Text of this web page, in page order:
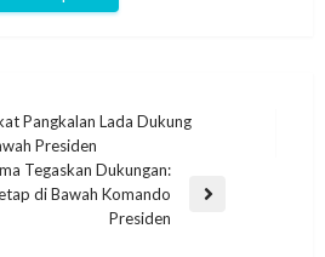
Pangkalan Lada Dukung
Presiden
Tegaskan Dukungan:
di Bawah Komando
Presiden